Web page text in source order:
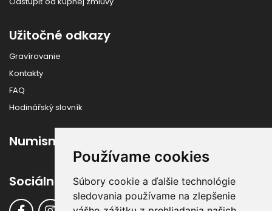
Používame cookies
Súbory cookie a ďalšie technológie
sledovania používame na zlepšenie
Užitočné odkazy
Gravírovanie
Kontakty
FAQ
Hodinářský slovník
Numismatika
Sociálne siete